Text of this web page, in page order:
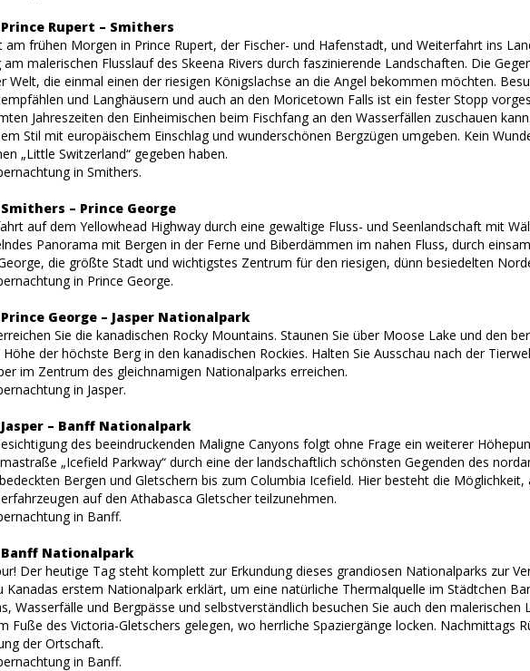
Prince Rupert – Smithers
am frühen Morgen in Prince Rupert, der Fischer- und Hafenstadt, und Weiterfahrt ins
am malerischen Flusslauf des Skeena Rivers durch faszinierende Landschaften. Die
Welt, die einmal einen der riesigen Königslachse an die Angel bekommen möchten.
und Langhäusern und auch an den Moricetown Falls ist ein fester Stopp
Jahreszeiten den Einheimischen beim Fischfang an den Wasserfällen zuschauen
Stil mit europäischem Einschlag und wunderschönen Bergzügen umgeben. Kein
„Little Switzerland“ gegeben haben.
in Smithers.
Smithers – Prince George
auf dem Yellowhead Highway durch eine gewaltige Fluss- und Seenlandschaft mit
Panorama mit Bergen in der Ferne und Biberdämmen im nahen Fluss, durch
die größte Stadt und wichtigstes Zentrum für den riesigen, dünn besiedelten
in Prince George.
Prince George – Jasper Nationalpark
Sie die kanadischen Rocky Mountains. Staunen Sie über Moose Lake und den
der höchste Berg in den kanadischen Rockies. Halten Sie Ausschau nach der
im Zentrum des gleichnamigen Nationalparks erreichen.
in Jasper.
Jasper – Banff Nationalpark
des beeindruckenden Maligne Canyons folgt ohne Frage ein weiterer
„Icefield Parkway“ durch eine der landschaftlich schönsten Gegenden des
Bergen und Gletschern bis zum Columbia Icefield. Hier besteht die
auf den Athabasca Gletscher teilzunehmen.
in Banff.
Banff Nationalpark
Der heutige Tag steht komplett zur Erkundung dieses grandiosen Nationalparks zur
Kanadas erstem Nationalpark erklärt, um eine natürliche Thermalquelle im Städtchen
Wasserfälle und Bergpässe und selbstverständlich besuchen Sie auch den
Fuße des Victoria-Gletschers gelegen, wo herrliche Spaziergänge locken. Nachmittags
der Ortschaft.
in Banff.